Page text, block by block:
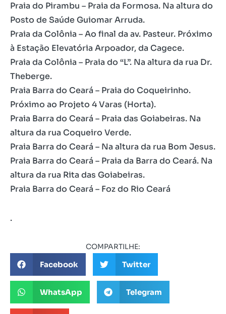
Praia do Pirambu – Praia da Formosa. Na altura do
Posto de Saúde Guiomar Arruda.
Praia da Colônia – Ao final da av. Pasteur. Próximo
à Estação Elevatória Arpoador, da Cagece.
Praia da Colônia – Praia do “L”. Na altura da rua Dr.
Theberge.
Praia Barra do Ceará – Praia do Coqueirinho.
Próximo ao Projeto 4 Varas (Horta).
Praia Barra do Ceará – Praia das Goiabeiras. Na
altura da rua Coqueiro Verde.
Praia Barra do Ceará – Na altura da rua Bom Jesus.
Praia Barra do Ceará – Praia da Barra do Ceará. Na
altura da rua Rita das Goiabeiras.
Praia Barra do Ceará – Foz do Rio Ceará
.
COMPARTILHE:
Facebook Twitter
WhatsApp Telegram